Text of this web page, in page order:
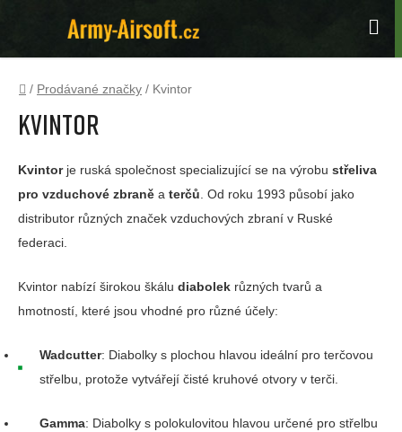
Domů
/ Prodávané značky / Kvintor
Kvintor
Kvintorje ruská společnost specializující se na výrobu střeliva
pro vzduchové zbraně a terčů. Od roku 1993 působí jako
distributor různých značek vzduchových zbraní v Ruské
federaci.
Kvintor nabízí širokou škálu diabolek různých tvarů a
hmotností, které jsou vhodné pro různé účely:
Wadcutter: Diabolky s plochou hlavou ideální pro terčovou
střelbu, protože vytvářejí čisté kruhové otvory v terči.
Gamma: Diabolky s polokulovitou hlavou určené pro střelbu